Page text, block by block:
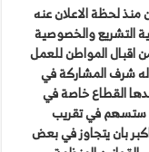
لحظة الاعلان عنه
التشريع والخصوصية
اقبال المواطن للعمل
شرف المشاركة في
القطاع خاصة في
ستسهم في تقريب
بان يتجاوز في بعض